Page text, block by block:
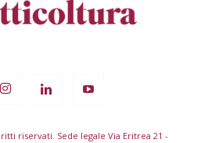
riservati. Sede legale Via Eritrea 21 -